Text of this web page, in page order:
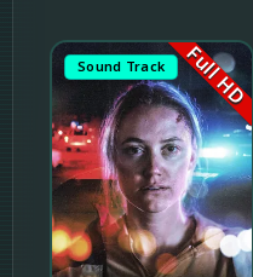
Sound Track Full HD